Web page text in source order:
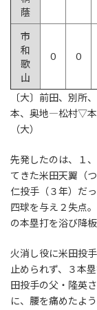
蔭
市
和
歌
山
0 0
〔大〕前田、別所
本、奥地―松村▽本
（大）
先発したのは、１
てきた米田天翼（
仁投手（３年）だ
四球を与え２失点
の本塁打を浴び降板
火消し役に米田投
止められず、３本
田投手の父・隆英
に、腰を痛めたよ